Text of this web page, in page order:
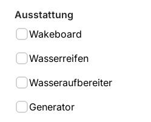
Ausstattung
Wakeboard
Wasserreifen
Wasseraufbereiter
Generator